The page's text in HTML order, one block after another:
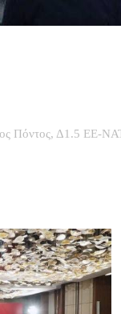
Πόντος, Δ1.5 ΕΕ-